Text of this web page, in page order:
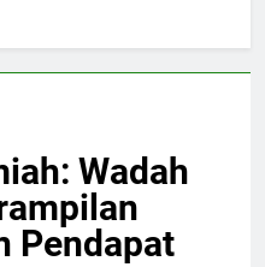
Wadah
Pendapat